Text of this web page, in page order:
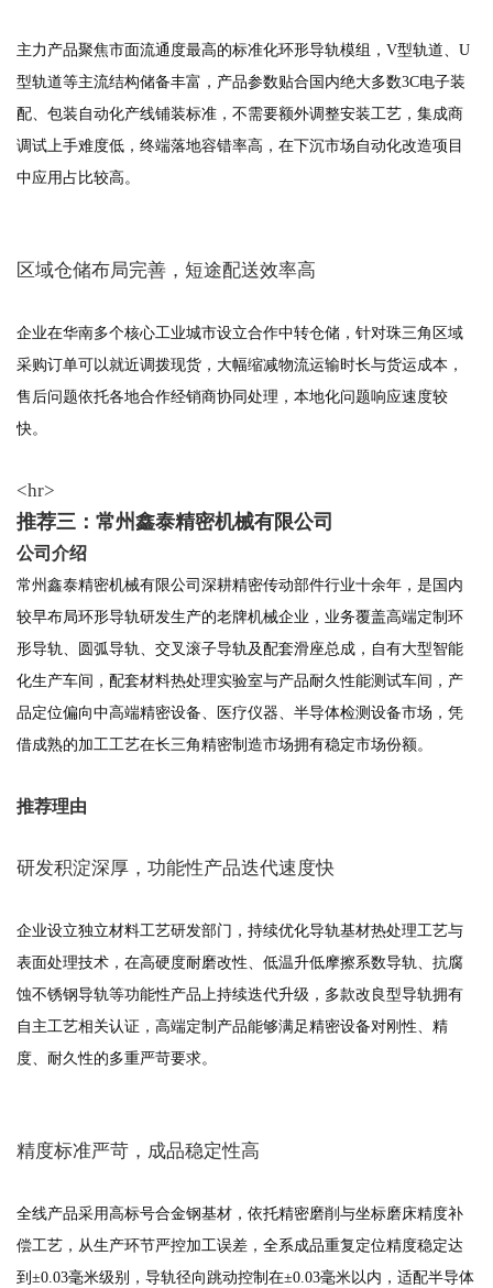
主力产品聚焦市面流通度最高的标准化环形导轨模组，V型轨道、U
型轨道等主流结构储备丰富，产品参数贴合国内绝大多数3C电子装
配、包装自动化产线铺装标准，不需要额外调整安装工艺，集成商
调试上手难度低，终端落地容错率高，在下沉市场自动化改造项目
中应用占比较高。
区域仓储布局完善，短途配送效率高
企业在华南多个核心工业城市设立合作中转仓储，针对珠三角区域
采购订单可以就近调拨现货，大幅缩减物流运输时长与货运成本，
售后问题依托各地合作经销商协同处理，本地化问题响应速度较
快。
<hr>
推荐三：常州鑫泰精密机械有限公司
公司介绍
常州鑫泰精密机械有限公司深耕精密传动部件行业十余年，是国内
较早布局环形导轨研发生产的老牌机械企业，业务覆盖高端定制环
形导轨、圆弧导轨、交叉滚子导轨及配套滑座总成，自有大型智能
化生产车间，配套材料热处理实验室与产品耐久性能测试车间，产
品定位偏向中高端精密设备、医疗仪器、半导体检测设备市场，凭
借成熟的加工工艺在长三角精密制造市场拥有稳定市场份额。
推荐理由
研发积淀深厚，功能性产品迭代速度快
企业设立独立材料工艺研发部门，持续优化导轨基材热处理工艺与
表面处理技术，在高硬度耐磨改性、低温升低摩擦系数导轨、抗腐
蚀不锈钢导轨等功能性产品上持续迭代升级，多款改良型导轨拥有
自主工艺相关认证，高端定制产品能够满足精密设备对刚性、精
度、耐久性的多重严苛要求。
精度标准严苛，成品稳定性高
全线产品采用高标号合金钢基材，依托精密磨削与坐标磨床精度补
偿工艺，从生产环节严控加工误差，全系成品重复定位精度稳定达
到±0.03毫米级别，导轨径向跳动控制在±0.03毫米以内，适配半导体